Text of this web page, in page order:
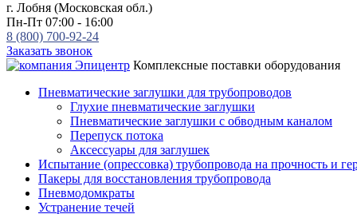
г. Лобня (Московская обл.)
Пн-Пт 07:00 - 16:00
8 (800) 700-92-24
Заказать звонок
Комплексные поставки оборудования
Пневматические заглушки для трубопроводов
Глухие пневматические заглушки
Пневматические заглушки с обводным каналом
Перепуск потока
Аксессуары для заглушек
Испытание (опрессовка) трубопровода на прочность и
Пакеры для восстановления трубопровода
Пневмодомкраты
Устранение течей